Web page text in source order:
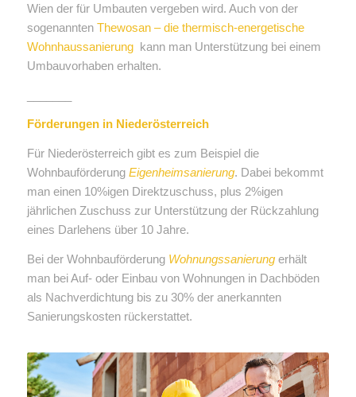
Wien der für Umbauten vergeben wird. Auch von der
sogenannten Thewosan – die thermisch-energetische
Wohnhaussanierung kann man Unterstützung bei einem
Umbauvorhaben erhalten.
Förderungen in Niederösterreich
Für Niederösterreich gibt es zum Beispiel die
Wohnbauförderung Eigenheimsanierung. Dabei bekommt
man einen 10%igen Direktzuschuss, plus 2%igen
jährlichen Zuschuss zur Unterstützung der Rückzahlung
eines Darlehens über 10 Jahre.
Bei der Wohnbauförderung Wohnungssanierung erhält
man bei Auf- oder Einbau von Wohnungen in Dachböden
als Nachverdichtung bis zu 30% der anerkannten
Sanierungskosten rückerstattet.